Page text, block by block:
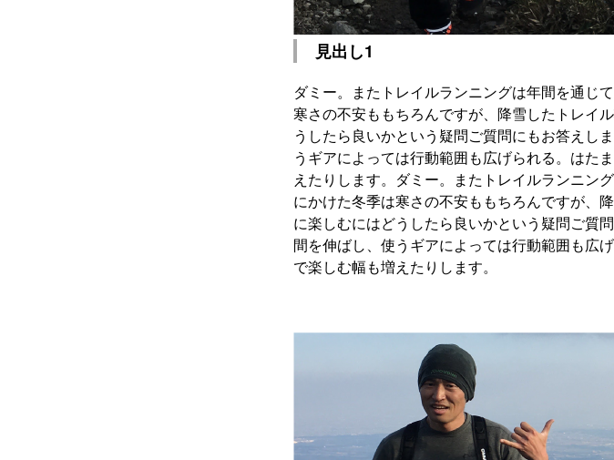
見出し1
ダミー。またトレイルランニングは年間を通じ
寒さの不安ももちろんですが、降雪したトレイ
うしたら良いかという疑問ご質問にもお答えし
うギアによっては行動範囲も広げられる。はた
えたりします。ダミー。またトレイルランニン
にかけた冬季は寒さの不安ももちろんですが、
に楽しむにはどうしたら良いかという疑問ご質
間を伸ばし、使うギアによっては行動範囲も広
で楽しむ幅も増えたりします。